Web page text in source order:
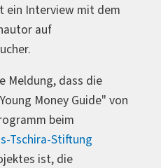
ein Interview mit dem
auf
Meldung, dass die
Money Guide" von
beim
Tschira-Stiftung
ist, die